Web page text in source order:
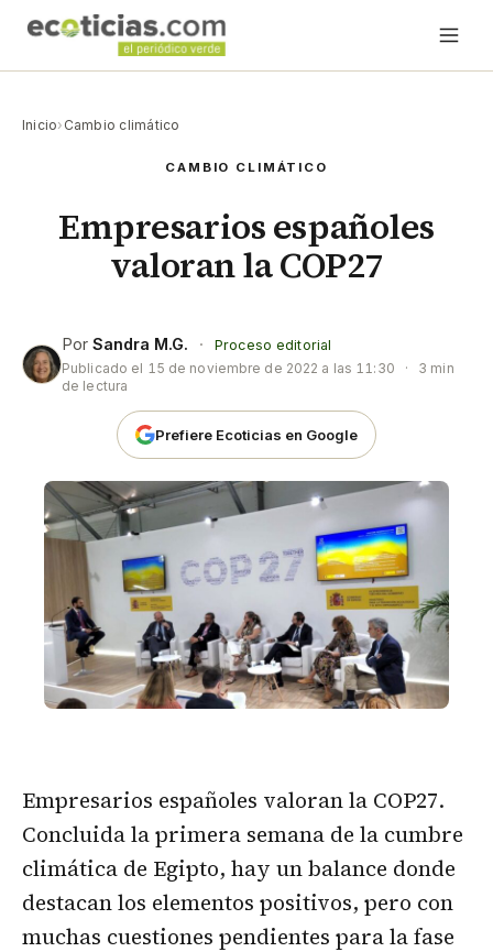
Inicio› Cambio climático
CAMBIO CLIMÁTICO
Empresarios españoles
valoran la COP27
Por Sandra M.G. ·
Proceso editorial
Publicado el 15 de noviembre de 2022 a las 11:30 ·
3 min
de lectura
Prefiere Ecoticias en Google
Empresarios españoles valoran la COP27.
Concluida la primera semana de la cumbre
climática de Egipto, hay un balance donde
destacan los elementos positivos, pero con
muchas cuestiones pendientes para la fase